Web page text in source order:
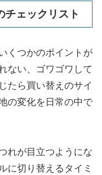
チェックリスト
くつかのポイントが
ない、ゴワゴワして
たら買い替えのサイ
の変化を日常の中で
れが目立つようにな
に切り替えるタイミ